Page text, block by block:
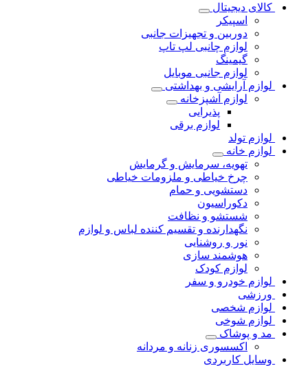
کالای دیجیتال
اسپیکر
دوربین و تجهیزات جانبی
لوازم چانبی لپ تاپ
گیمینگ
لوازم جانبی موبایل
لوازم آرایشی و بهداشتی
لوازم آشپزخانه
پذیرایی
لوازم برقی
لوازم تولد
لوازم خانه
تهویه، سرمایش و گرمایش
چرخ خیاطی و ملزومات خیاطی
دستشویی و حمام
دکوراسیون
شستشو و نظافت
نگهدارنده و تقسیم کننده لباس و لوازم
نور و روشنایی
هوشمند سازی
لوازم کودک
لوازم خودرو و سفر
ورزشی
لوازم شخصی
لوازم شوخی
مد و پوشاک
اکسسوری زنانه و مردانه
وسایل کاربردی